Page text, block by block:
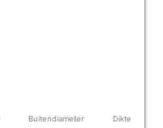
Buitendiameter Dikte